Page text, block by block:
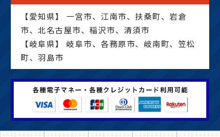
【愛知県】 一宮市、江南市、扶桑町、岩倉
市、北名古屋市、稲沢市、清須市
【岐阜県】 岐阜市、各務原市、岐南町、笠松
町、羽島市